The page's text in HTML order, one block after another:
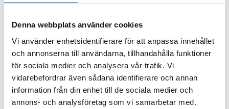
Denna webbplats använder cookies
Vi använder enhetsidentifierare för att anpassa innehållet
och annonserna till användarna, tillhandahålla funktioner
för sociala medier och analysera vår trafik. Vi
vidarebefordrar även sådana identifierare och annan
information från din enhet till de sociala medier och
annons- och analysföretag som vi samarbetar med.
Regelbundna behandlingar
motverkar:
Fukt- och frostsprickor –skyddar taket mot väta och
kyla som annars kan skada pannor och undertak.